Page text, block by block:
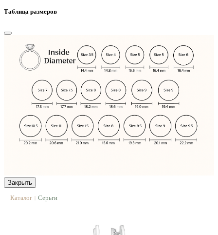
Таблица размеров
Закрыть
Каталог | Серьги